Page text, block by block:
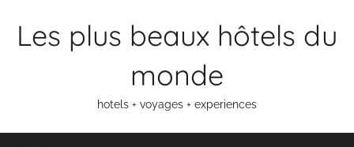
Les plus beaux hôtels du
monde
hotels + voyages + experiences